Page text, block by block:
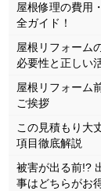
屋根修理の費用
全ガイド！
屋根リフォーム
必要性と正しい
屋根リフォーム
ご挨拶
この見積もり大
項目徹底解説
被害が出る前!?
事はどちらがお